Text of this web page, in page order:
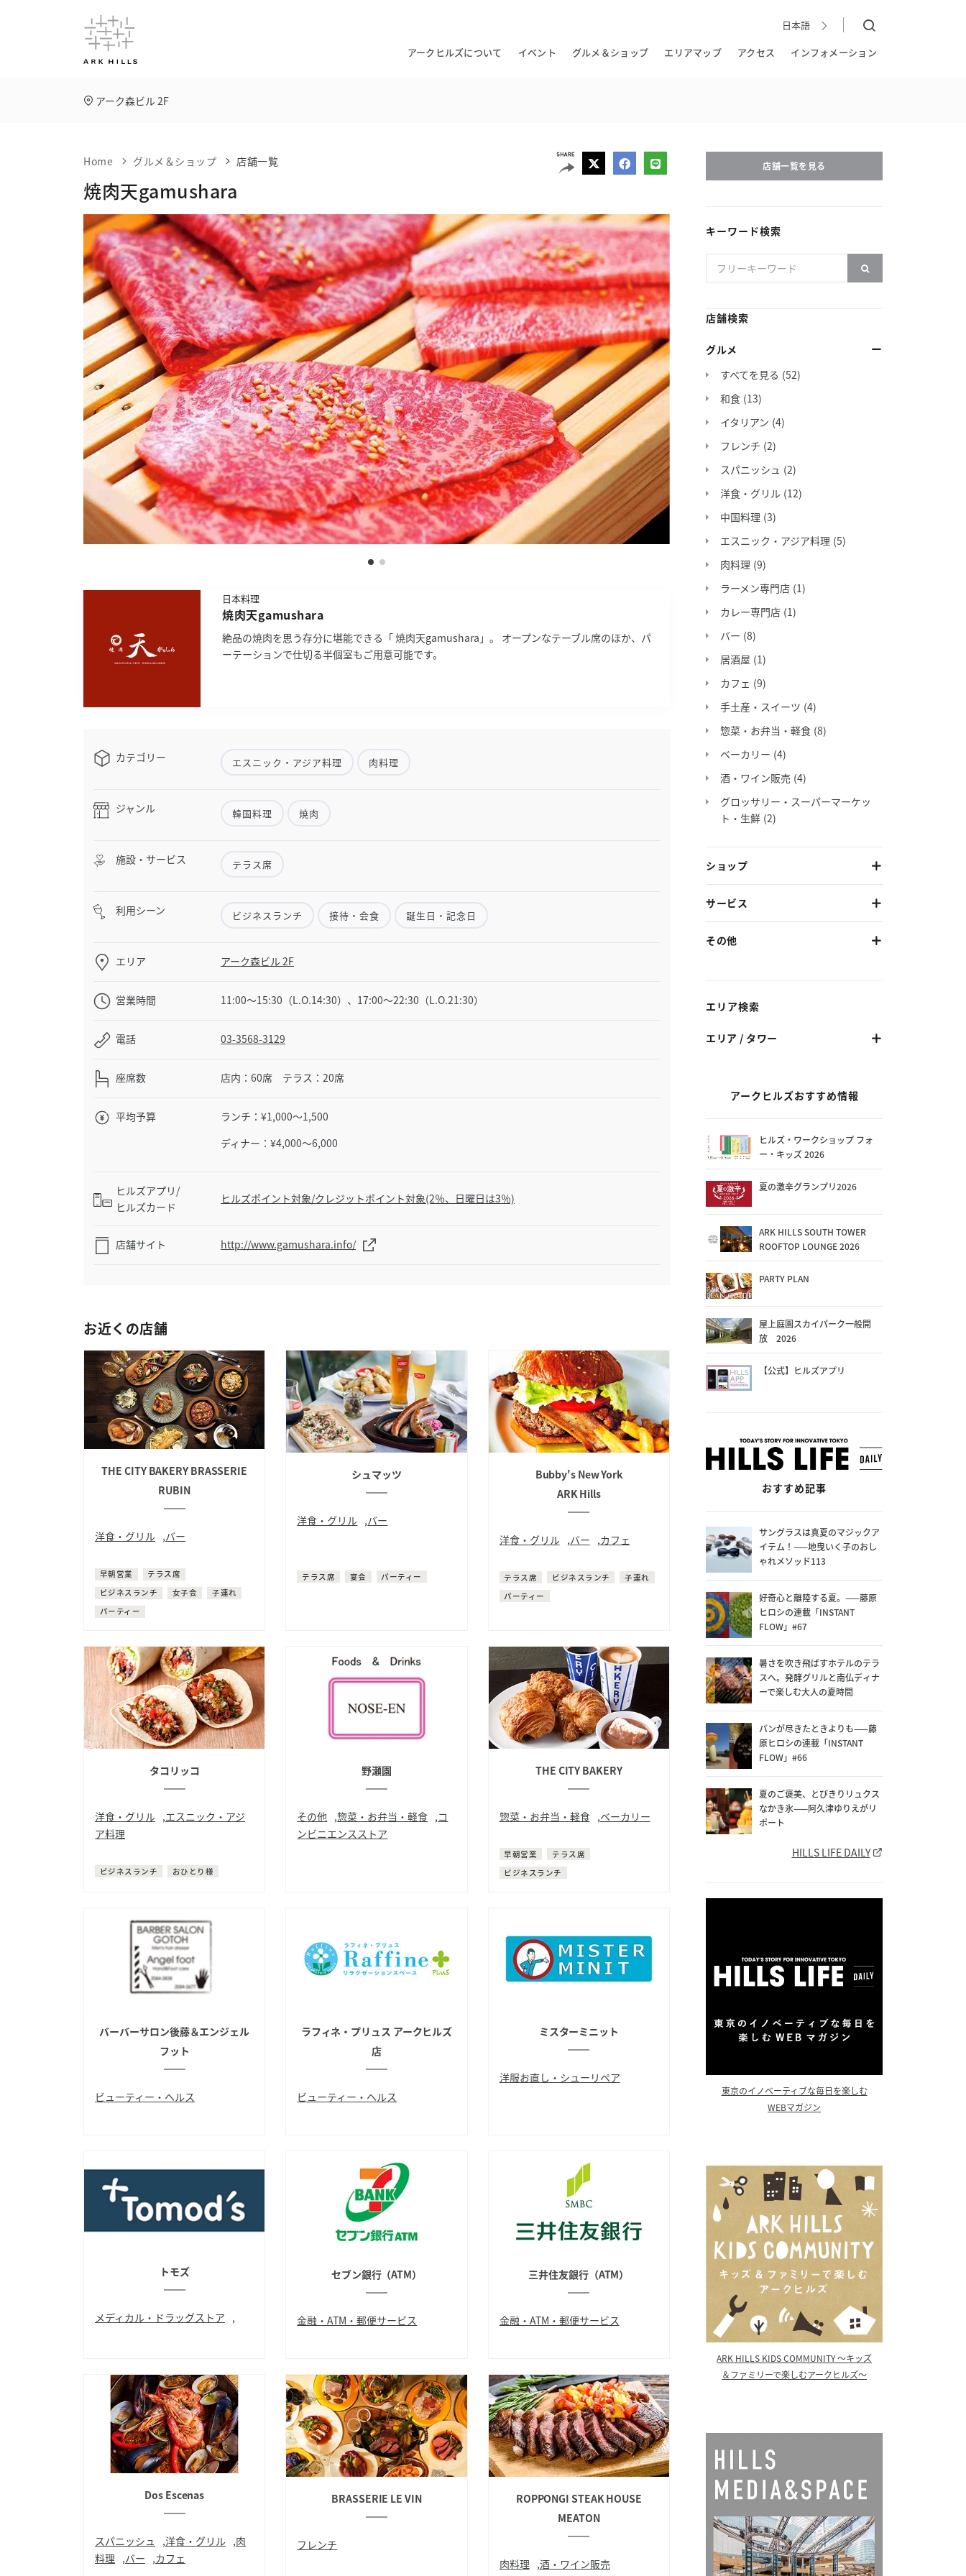
日本語 日本語
サイト内検索
アークヒルズについて イベント グルメ＆ショップ エリアマップ アクセス インフォメーション
アーク森ビル 2F
Home グルメ＆ショップ 店舗一覧
焼肉天gamushara
日本料理
焼肉天gamushara
絶品の焼肉を思う存分に堪能できる「 焼肉天gamushara」。 オープンなテーブル席のほか、パ
ーテーションで仕切る半個室もご用意可能です。
カテゴリー エスニック・アジア料理 肉料理
ジャンル 韓国料理 焼肉
施設・サービス テラス席
利用シーン ビジネスランチ 接待・会食 誕生日・記念日
エリア アーク森ビル 2F
営業時間 11:00〜15:30（L.O.14:30）、17:00〜22:30（L.O.21:30）
電話 03-3568-3129
座席数 店内：60席 テラス：20席
平均予算
ランチ：¥1,000～1,500
ディナー：¥4,000～6,000
ヒルズアプリ/
ヒルズカード
ヒルズポイント対象/クレジットポイント対象(2％、日曜日は3％)
店舗サイト http://www.gamushara.info/
お近くの店舗
THE CITY BAKERY BRASSERIE
RUBIN
洋食・グリル ,バー
早朝営業
テラス席
ビジネスランチ
女子会
子連れ
パーティー
シュマッツ
洋食・グリル ,バー
テラス席
宴会 パーティー
Bubby's New York
ARK Hills
洋食・グリル ,バー ,カフェ
テラス席
ビジネスランチ
子連れ
パーティー
タコリッコ
洋食・グリル ,エスニック・アジ
ア料理
ビジネスランチ
おひとり様
野瀬園
その他 ,惣菜・お弁当・軽食 ,コ
ンビニエンスストア
THE CITY BAKERY
惣菜・お弁当・軽食 ,ベーカリー
早朝営業
テラス席
ビジネスランチ
バーバーサロン後藤＆エンジェル
フット
ビューティー・ヘルス
ラフィネ・プリュス アークヒルズ
店
ビューティー・ヘルス
ミスターミニット
洋服お直し・シューリペア
トモズ
メディカル・ドラッグストア ,
セブン銀行（ATM）
金融・ATM・郵便サービス
三井住友銀行（ATM）
金融・ATM・郵便サービス
Dos Escenas
スパニッシュ ,洋食・グリル ,肉
料理 ,バー ,カフェ
BRASSERIE LE VIN
フレンチ
ROPPONGI STEAK HOUSE
MEATON
肉料理 ,酒・ワイン販売
店舗一覧を見る
キーワード検索
店舗検索
グルメ
すべてを見る (52)
和食 (13)
イタリアン (4)
フレンチ (2)
スパニッシュ (2)
洋食・グリル (12)
中国料理 (3)
エスニック・アジア料理 (5)
肉料理 (9)
ラーメン専門店 (1)
カレー専門店 (1)
バー (8)
居酒屋 (1)
カフェ (9)
手土産・スイーツ (4)
惣菜・お弁当・軽食 (8)
ベーカリー (4)
酒・ワイン販売 (4)
グロッサリー・スーパーマーケッ
ト・生鮮 (2)
ショップ
サービス
その他
エリア検索
エリア / タワー
アークヒルズおすすめ情報
ヒルズ・ワークショップ フォ
ー・キッズ 2026
夏の激辛グランプリ2026
ARK HILLS SOUTH TOWER
ROOFTOP LOUNGE 2026
PARTY PLAN
屋上庭園スカイパーク一般開
放 2026
【公式】ヒルズアプリ
おすすめ記事
サングラスは真夏のマジックア
イテム！——地曳いく子のおし
ゃれメソッド113
好奇心と離陸する夏。——藤原
ヒロシの連載「INSTANT
FLOW」#67
暑さを吹き飛ばすホテルのテラ
スへ。発酵グリルと南仏ディナ
ーで楽しむ大人の夏時間
パンが尽きたときよりも——藤
原ヒロシの連載「INSTANT
FLOW」#66
夏のご褒美、とびきりリュクス
なかき氷——阿久津ゆりえがリ
ポート
HILLS LIFE DAILY
東京のイノベーティブな毎日を楽しむ
WEBマガジン
ARK HILLS KIDS COMMUNITY ～キッズ
＆ファミリーで楽しむアークヒルズ～